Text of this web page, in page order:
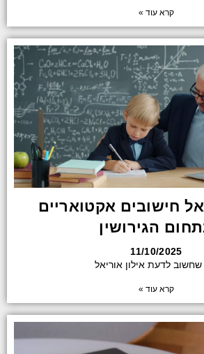
קרא עוד »
חישובים אקטואריים
הגירושין
11/10/2025
לדעת אילון אוריאל
קרא עוד »